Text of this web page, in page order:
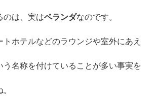
のは、実はベランダなのです。
ホテルなどのラウンジや室外にあえ
う名称を付けていることが多い事実を